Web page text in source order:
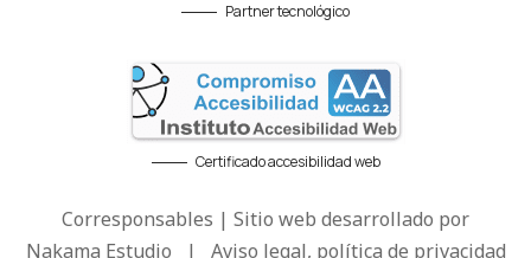
Partner tecnológico
Certificado accesibilidad web
Corresponsables | Sitio web desarrollado por
Nakama Estudio | Aviso legal, política de privacidad